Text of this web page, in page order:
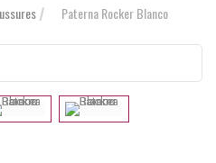
Paterna Rocker Blanco